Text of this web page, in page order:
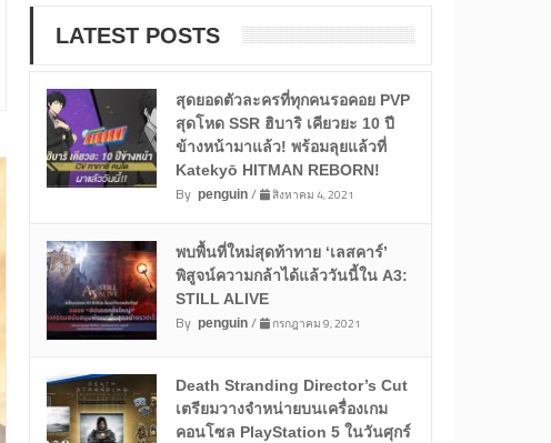
LATEST POSTS
สุดยอดตัวละครที่ทุกคนรอคอย PVP
สุดโหด SSR ฮิบาริ เคียวยะ 10 ปี
ข้างหน้ามาแล้ว! พร้อมลุยแล้วที่
Katekyō HITMAN REBORN!
By penguin/ สิงหาคม 4, 2021
พบพื้นที่ใหม่สุดท้าทาย ‘เลสคาร์’
พิสูจน์ความกล้าได้แล้ววันนี้ใน A3:
STILL ALIVE
By penguin/ กรกฎาคม 9, 2021
Death Stranding Director’s Cut
เตรียมวางจำหน่ายบนเครื่องเกม
คอนโซล PlayStation 5 ในวันศุกร์